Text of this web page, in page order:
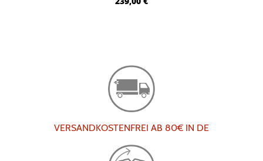
VERSANDKOSTENFREI AB 80€ IN DE